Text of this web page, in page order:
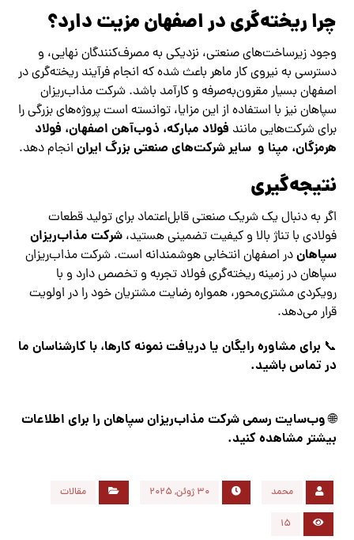
چرا ریخته‌گری در اصفهان مزیت دارد؟
وجود زیرساخت‌های صنعتی، نزدیکی به مصرف‌کنندگان نهایی، و
دسترسی به نیروی کار ماهر باعث شده که انجام فرآیند ریخته‌گری در
اصفهان بسیار مقرون‌به‌صرفه و کارآمد باشد. شرکت مذاب‌ریزان
سپاهان نیز با استفاده از این مزایا، توانسته است پروژه‌های بزرگی را
برای شرکت‌هایی مانند فولاد مبارکه، ذوب‌آهن اصفهان، فولاد
هرمزگان، مپنا و سایر شرکت‌های صنعتی بزرگ ایران انجام دهد.
نتیجه‌گیری
اگر به دنبال یک شریک صنعتی قابل‌اعتماد برای تولید قطعات
فولادی با تناژ بالا و کیفیت تضمینی هستید،شرکت مذاب‌ریزان
سپاهاندر اصفهان انتخابی هوشمندانه است. شرکت مذاب‌ریزان
سپاهان در زمینه ریخته‌گری فولاد تجربه و تخصص دارد و با
رویکردی مشتری‌محور، همواره رضایت مشتریان خود را در اولویت
قرار می‌دهد.
📞برای مشاوره رایگان یا دریافت نمونه کارها، با کارشناسان ما
در تماس باشید.
🌐وب‌سایت رسمی شرکت مذاب‌ریزان سپاهان را برای اطلاعات
بیشتر مشاهده کنید.
محمد 30 ژوئن, 2025 مقالات
15